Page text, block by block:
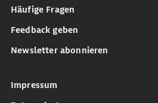
Häufige Fragen
Feedback geben
Newsletter abonnieren
Impressum